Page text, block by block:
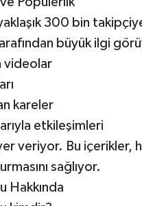
300 bin
büyük ilgi
videolar
kareler
etkileşimleri
veriyor. Bu içerikler,
sağlıyor.
Hakkında